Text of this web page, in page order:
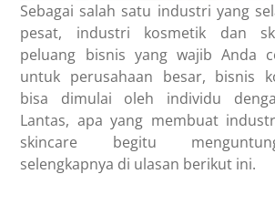
Sebagai salah satu industri yang
pesat, industri kosmetik dan
peluang bisnis yang wajib Anda
untuk perusahaan besar, bisnis
bisa dimulai oleh individu
Lantas, apa yang membuat
skincare begitu
selengkapnya di ulasan berikut ini.